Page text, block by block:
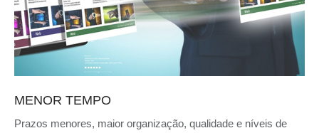
MENOR TEMPO
Prazos menores, maior organização, qualidade e níveis de